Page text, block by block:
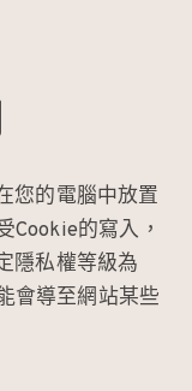
您的電腦中放置
Cookie的寫入，
隱私權等級為
會導至網站某些